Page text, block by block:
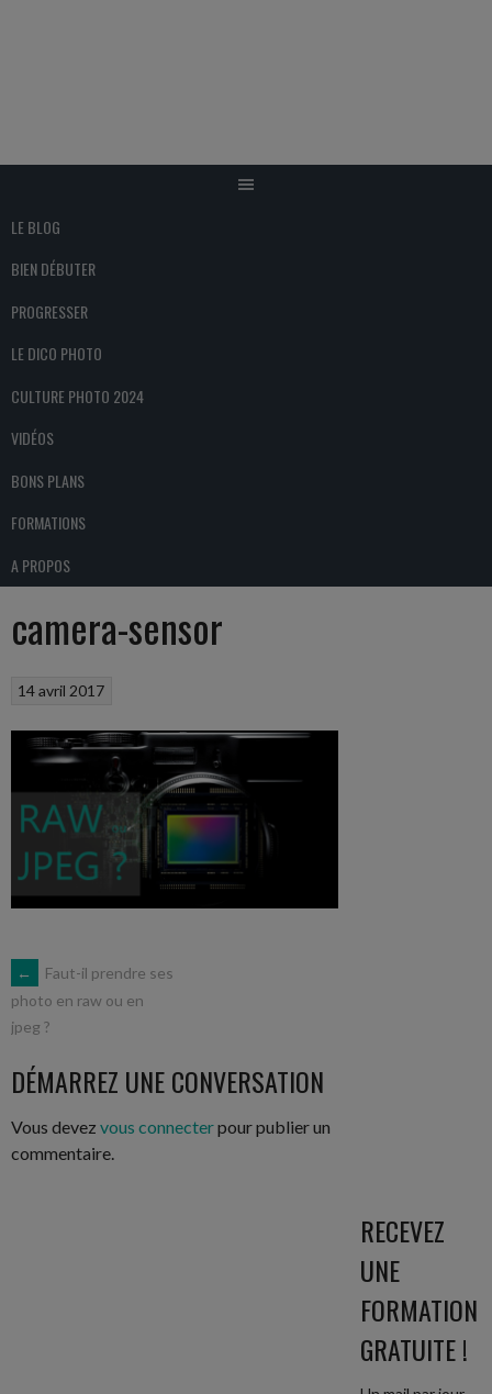
LE BLOG
BIEN DÉBUTER
PROGRESSER
LE DICO PHOTO
CULTURE PHOTO 2024
VIDÉOS
BONS PLANS
FORMATIONS
A PROPOS
camera-sensor
14 avril 2017
NAVIGATION
DES
ARTICLES
←
Faut-il prendre ses
photo en raw ou en
jpeg ?
DÉMARREZ UNE CONVERSATION
Vous devez vous connecterpour publier un
commentaire.
RECEVEZ
UNE
FORMATION
GRATUITE !